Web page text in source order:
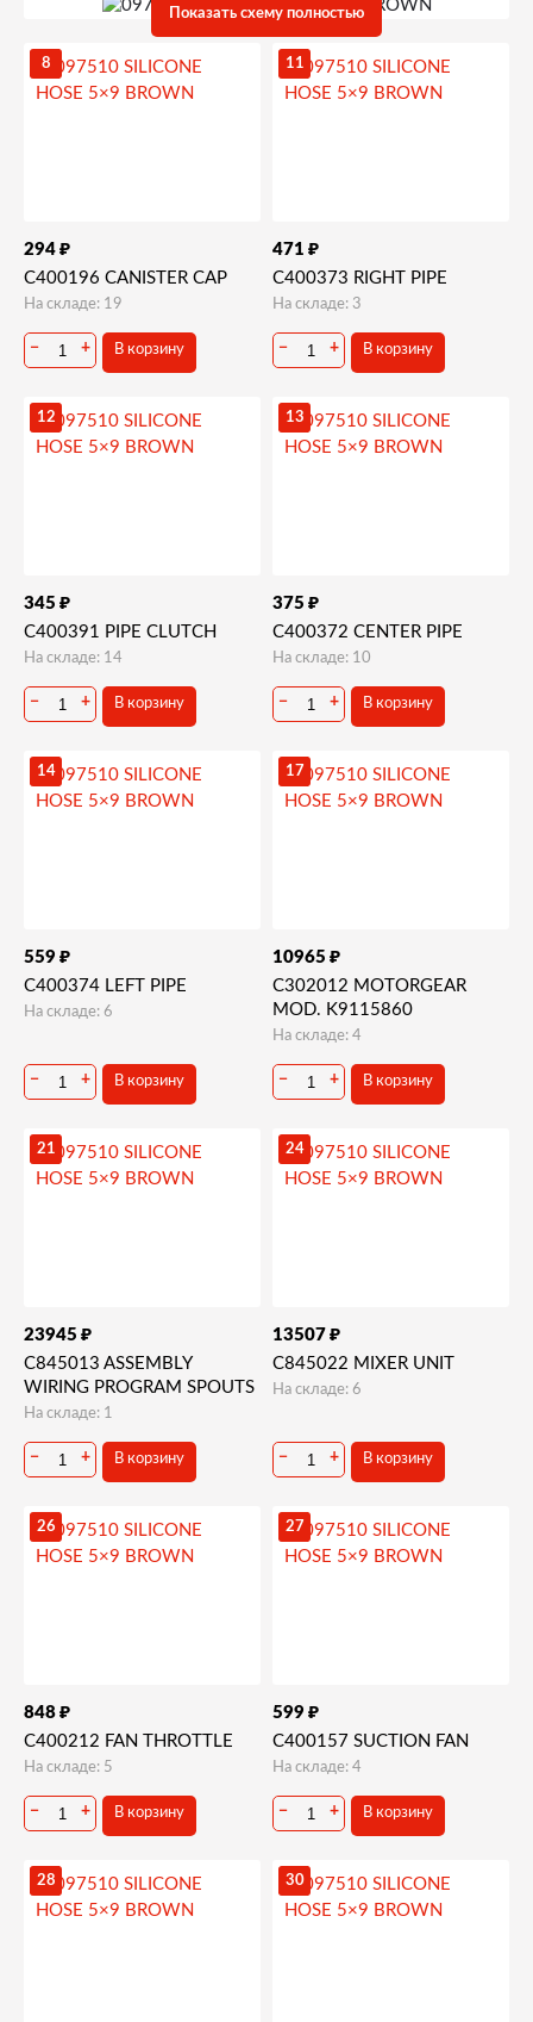
Канистра-мотор-редуктор-миксер
Показать схему полностью
8
294 ₽
C400196 CANISTER CAP
На складе: 19
− + В корзину
11
471 ₽
C400373 RIGHT PIPE
На складе: 3
− + В корзину
12
345 ₽
C400391 PIPE CLUTCH
На складе: 14
− + В корзину
13
375 ₽
C400372 CENTER PIPE
На складе: 10
− + В корзину
14
559 ₽
C400374 LEFT PIPE
На складе: 6
− + В корзину
17
10965 ₽
C302012 MOTORGEAR
MOD. K9115860
На складе: 4
− + В корзину
21
23945 ₽
C845013 ASSEMBLY
WIRING PROGRAM SPOUTS
На складе: 1
− + В корзину
24
13507 ₽
C845022 MIXER UNIT
На складе: 6
− + В корзину
26
848 ₽
C400212 FAN THROTTLE
На складе: 5
− + В корзину
27
599 ₽
C400157 SUCTION FAN
На складе: 4
− + В корзину
28 30